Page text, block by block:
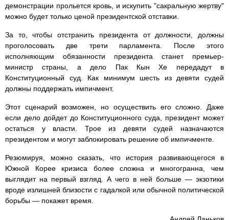
демонстрации прольется кровь, и искупить "сакральную жертву"
можно будет только ценой президентской отставки.
За то, чтобы отстранить президента от должности, должны
проголосовать две трети парламента. После этого
исполняющим обязанности президента станет премьер-
министр страны, а дело Пак Кын Хе передадут в
Конституционный суд. Как минимум шесть из девяти судей
должны поддержать импичмент.
Этот сценарий возможен, но осуществить его сложно. Даже
если дело дойдет до Конституционного суда, президент может
остаться у власти. Трое из девяти судей назначаются
президентом и могут заблокировать решение об импичменте.
Резюмируя, можно сказать, что история развивающегося в
Южной Корее кризиса более сложна и многогранна, чем
выглядит на первый взгляд. А чего в ней больше — экзотики
вроде излишней близости с гадалкой или обычной политической
борьбы — покажет время.